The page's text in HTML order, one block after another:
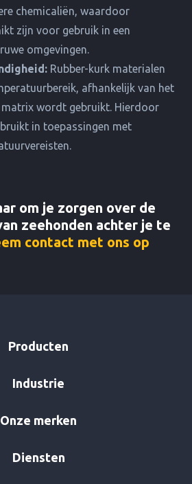
chemicaliën, waardoor
zijn voor gebruik in een
omgevingen.
Rubber-kurk materialen
afhankelijk van het
wordt gebruikt. Hierdoor
in toepassingen met
om je zorgen over de
zeehonden achter je te
contact met ons op
Producten
Industrie
Onze merken
Diensten